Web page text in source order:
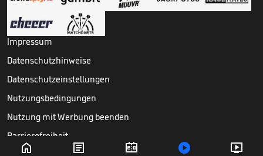
    
Impressum
Datenschutzhinweise
Datenschutzeinstellungen
Nutzungsbedingungen
Nutzung mit Werbung beenden
Barrierefreiheit